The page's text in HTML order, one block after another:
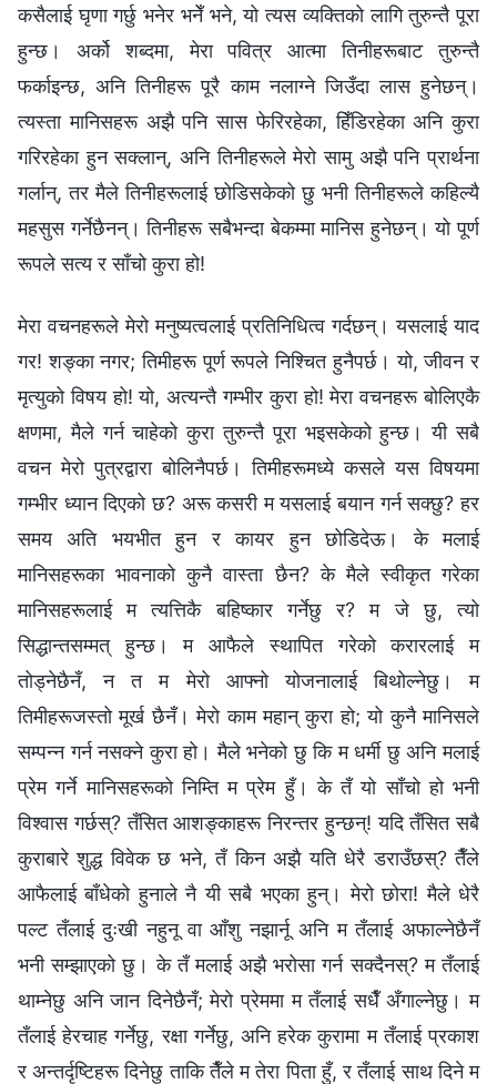
कसैलाई घृणा गर्छु भनेर भनेँ भने, यो त्यस व्यक्तिको लागि तुरुन्तै पूरा
हुन्छ। अर्को शब्दमा, मेरा पवित्र आत्मा तिनीहरूबाट तुरुन्तै
फर्काइन्छ, अनि तिनीहरू पूरै काम नलाग्ने जिउँदा लास हुनेछन्।
त्यस्ता मानिसहरू अझै पनि सास फेरिरहेका, हिँडिरहेका अनि कुरा
गरिरहेका हुन सक्लान्, अनि तिनीहरूले मेरो सामु अझै पनि प्रार्थना
गर्लान्, तर मैले तिनीहरूलाई छोडिसकेको छु भनी तिनीहरूले कहिल्यै
महसुस गर्नेछैनन्। तिनीहरू सबैभन्दा बेकम्‍मा मानिस हुनेछन्। यो पूर्ण
रूपले सत्य र साँचो कुरा हो!
मेरा वचनहरूले मेरो मनुष्यत्वलाई प्रतिनिधित्व गर्दछन्। यसलाई याद
गर! शङ्का नगर; तिमीहरू पूर्ण रूपले निश्चित हुनैपर्छ। यो, जीवन र
मृत्युको विषय हो! यो, अत्यन्तै गम्भीर कुरा हो! मेरा वचनहरू बोलिएकै
क्षणमा, मैले गर्न चाहेको कुरा तुरुन्तै पूरा भइसकेको हुन्छ। यी सबै
वचन मेरो पुत्रद्वारा बोलिनैपर्छ। तिमीहरूमध्ये कसले यस विषयमा
गम्भीर ध्यान दिएको छ? अरू कसरी म यसलाई बयान गर्न सक्छु? हर
समय अति भयभीत हुन र कायर हुन छोडिदेऊ। के मलाई
मानिसहरूका भावनाको कुनै वास्ता छैन? के मैले स्वीकृत गरेका
मानिसहरूलाई म त्यत्तिकै बहिष्कार गर्नेछु र? म जे छु, त्यो
सिद्धान्तसम्मत् हुन्छ। म आफैले स्थापित गरेको करारलाई म
तोड्नेछैनँ, न त म मेरो आफ्नो योजनालाई बिथोल्‍नेछु। म
तिमीहरूजस्तो मूर्ख छैनँ। मेरो काम महान् कुरा हो; यो कुनै मानिसले
सम्पन्न गर्न नसक्‍ने कुरा हो। मैले भनेको छु कि म धर्मी छु अनि मलाई
प्रेम गर्ने मानिसहरूको निम्ति म प्रेम हुँ। के तँ यो साँचो हो भनी
विश्‍वास गर्छस्? तँसित आशङ्काहरू निरन्तर हुन्छन्! यदि तँसित सबै
कुराबारे शुद्ध विवेक छ भने, तँ किन अझै यति धेरै डराउँछस्? तैँले
आफैलाई बाँधेको हुनाले नै यी सबै भएका हुन्। मेरो छोरा! मैले धेरै
पल्ट तँलाई दुःखी नहुनू वा आँशु नझार्नू अनि म तँलाई अफाल्नेछैनँ
भनी सम्झाएको छु। के तँ मलाई अझै भरोसा गर्न सक्दैनस्? म तँलाई
थाम्नेछु अनि जान दिनेछैनँ; मेरो प्रेममा म तँलाई सधैँ अँगाल्नेछु। म
तँलाई हेरचाह गर्नेछु, रक्षा गर्नेछु, अनि हरेक कुरामा म तँलाई प्रकाश
र अन्तर्दृष्टिहरू दिनेछु ताकि तैँले म तेरा पिता हुँ, र तँलाई साथ दिने म